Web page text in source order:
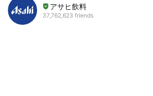
アサヒ飲料
37,762,623 friends